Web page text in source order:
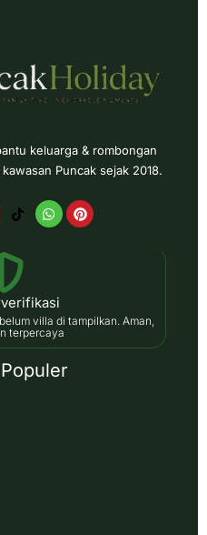
keluarga & rombongan
Puncak sejak 2018.
villa di tampilkan. Aman,
terpercaya